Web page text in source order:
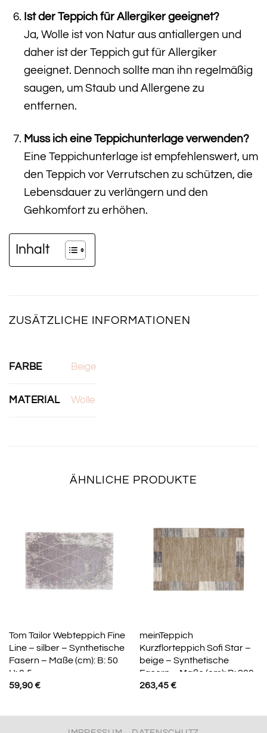
Ist der Teppich für Allergiker geeignet?
Ja, Wolle ist von Natur aus antiallergen und
daher ist der Teppich gut für Allergiker
geeignet. Dennoch sollte man ihn regelmäßig
saugen, um Staub und Allergene zu
entfernen.
Muss ich eine Teppichunterlage verwenden?
Eine Teppichunterlage ist empfehlenswert, um
den Teppich vor Verrutschen zu schützen, die
Lebensdauer zu verlängern und den
Gehkomfort zu erhöhen.
Inhalt
ZUSÄTZLICHE INFORMATIONEN
FARBE Beige
MATERIAL Wolle
ÄHNLICHE PRODUKTE
Tom Tailor Webteppich Fine
Line – silber – Synthetische
Fasern – Maße (cm): B: 50
H: 0,5
59,90€
meinTeppich
Kurzflorteppich Sofi Star –
beige – Synthetische
Fasern – Maße (cm): B: 200
263,45€